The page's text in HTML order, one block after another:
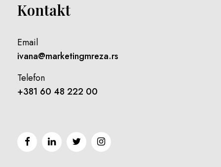
Kontakt
Email
ivana@marketingmreza.rs
Telefon
+381 60 48 222 00